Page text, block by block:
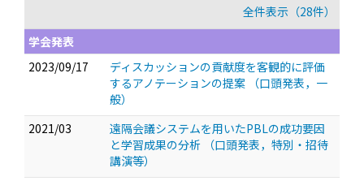
全件表示（28件）
学会発表
2023/09/17
ディスカッションの貢献度を客観的に評価
するアノテーションの提案
（口頭発表，一
般）
2021/03
遠隔会議システムを用いたPBLの成功要因
と学習成果の分析
（口頭発表，特別・招待
講演等）